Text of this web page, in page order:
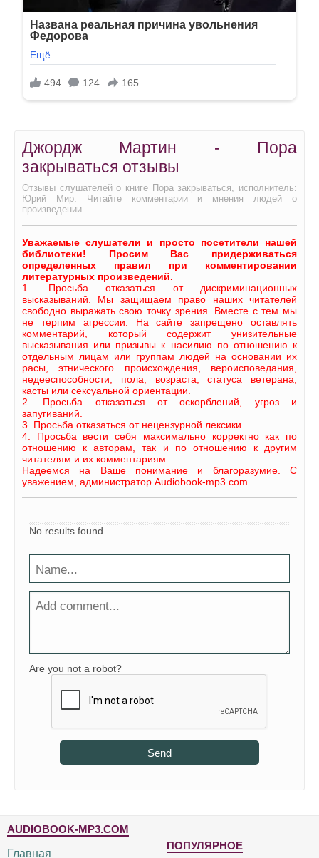
Джордж Мартин - Пора
закрываться отзывы
Отзывы слушателей о книге Пора закрываться, исполнитель:
Юрий Мир. Читайте комментарии и мнения людей о
произведении.
Уважаемые слушатели и просто посетители нашей
библиотеки! Просим Вас придерживаться
определенных правил при комментировании
литературных произведений.
1. Просьба отказаться от дискриминационных
высказываний. Мы защищаем право наших читателей
свободно выражать свою точку зрения. Вместе с тем мы
не терпим агрессии. На сайте запрещено оставлять
комментарий, который содержит унизительные
высказывания или призывы к насилию по отношению к
отдельным лицам или группам людей на основании их
расы, этнического происхождения, вероисповедания,
недееспособности, пола, возраста, статуса ветерана,
касты или сексуальной ориентации.
2. Просьба отказаться от оскорблений, угроз и
запугиваний.
3. Просьба отказаться от нецензурной лексики.
4. Просьба вести себя максимально корректно как по
отношению к авторам, так и по отношению к другим
читателям и их комментариям.
Надеемся на Ваше понимание и благоразумие. С
уважением, администратор Audiobook-mp3.com.
No results found.
Are you not a robot?
Send
AUDIOBOOK-MP3.COM
Главная
ПОПУЛЯРНОЕ